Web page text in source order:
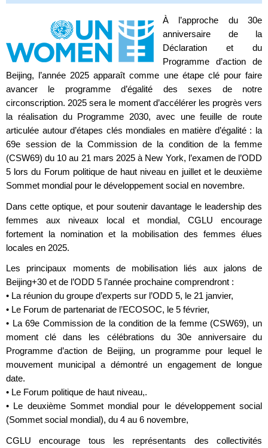
À l’approche du 30e
anniversaire de la
Déclaration et du
Programme d’action de
Beijing, l’année 2025 apparaît comme une étape clé pour faire
avancer le programme d’égalité des sexes de notre
circonscription. 2025 sera le moment d’accélérer les progrès vers
la réalisation du Programme 2030, avec une feuille de route
articulée autour d’étapes clés mondiales en matière d’égalité : la
69e session de la Commission de la condition de la femme
(CSW69) du 10 au 21 mars 2025 à New York, l’examen de l’ODD
5 lors du Forum politique de haut niveau en juillet et le deuxième
Sommet mondial pour le développement social en novembre.
Dans cette optique, et pour soutenir davantage le leadership des
femmes aux niveaux local et mondial, CGLU encourage
fortement la nomination et la mobilisation des femmes élues
locales en 2025.
Les principaux moments de mobilisation liés aux jalons de
Beijing+30 et de l’ODD 5 l’année prochaine comprendront :
• La réunion du groupe d’experts sur l’ODD 5, le 21 janvier,
• Le Forum de partenariat de l’ECOSOC, le 5 février,
• La 69e Commission de la condition de la femme (CSW69), un
moment clé dans les célébrations du 30e anniversaire du
Programme d’action de Beijing, un programme pour lequel le
mouvement municipal a démontré un engagement de longue
date.
• Le Forum politique de haut niveau,.
• Le deuxième Sommet mondial pour le développement social
(Sommet social mondial), du 4 au 6 novembre,
CGLU encourage tous les représentants des collectivités